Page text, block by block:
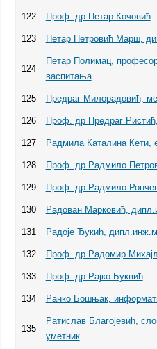
122 Проф. др Петар Кочовић
123 Петар Петровић Марш,
124
Петар Полимац,
васпитања
125 Предраг Милорадовић,
126 Проф. др Предраг
127 Радмила Каталина Кети,
128 Проф. др Радмило
129 Проф. др Радмило
130 Радован Марковић,
131 Радоје Ђукић,
132 Проф. др Радомир
133 Проф. др Рајко Буквић
134 Ранко Бошњак,
135
Ратислав Благојевић,
уметник